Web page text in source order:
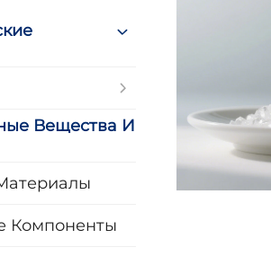
Вещества И
Компоненты